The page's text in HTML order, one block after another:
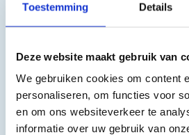
Toestemming Details
Deze website maakt gebruik van
We gebruiken cookies om content
personaliseren, om functies voor
en om ons websiteverkeer te
informatie over uw gebruik van
DN, MFC 8710 DW, MFC 8910 DW, MFC